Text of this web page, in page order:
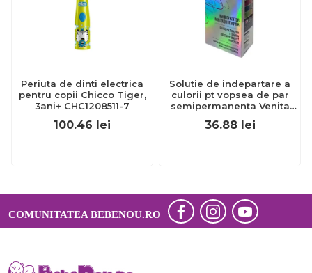
Periuta de dinti electrica
pentru copii Chicco Tiger,
3ani+ CHC1208511-7
100.46 lei
Solutie de indepartare a
culorii pt vopsea de par
semipermanenta Venita
Hair Color Remover, 115ml
15 ml
36.88 lei
COMUNITATEA BEBENOU.RO